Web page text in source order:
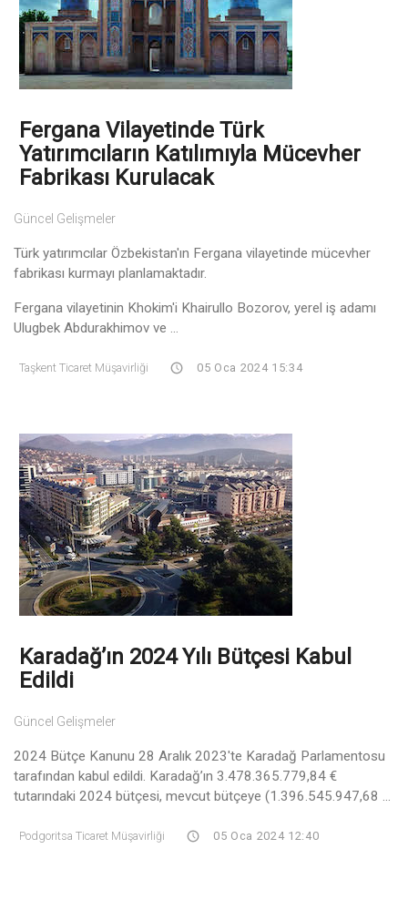
Fergana Vilayetinde Türk
Yatırımcıların Katılımıyla Mücevher
Fabrikası Kurulacak
Güncel Gelişmeler
Türk yatırımcılar Özbekistan'ın Fergana vilayetinde mücevher
fabrikası kurmayı planlamaktadır.
Fergana vilayetinin Khokim'i Khairullo Bozorov, yerel iş adamı
Ulugbek Abdurakhimov ve ...
Taşkent Ticaret Müşavirliği 05 Oca 2024 15:34
Karadağ’ın 2024 Yılı Bütçesi Kabul
Edildi
Güncel Gelişmeler
2024 Bütçe Kanunu 28 Aralık 2023'te Karadağ Parlamentosu
tarafından kabul edildi. Karadağ’ın 3.478.365.779,84 €
tutarındaki 2024 bütçesi, mevcut bütçeye (1.396.545.947,68 ...
Podgoritsa Ticaret Müşavirliği 05 Oca 2024 12:40